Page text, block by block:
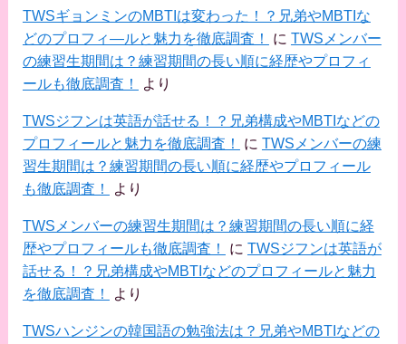
TWSギョンミンのMBTIは変わった！？兄弟やMBTIな
どのプロフィ―ルと魅力を徹底調査！
に TWSメンバー
の練習生期間は？練習期間の長い順に経歴やプロフィ
ールも徹底調査！
より
TWSジフンは英語が話せる！？兄弟構成やMBTIなどの
プロフィールと魅力を徹底調査！
に TWSメンバーの練
習生期間は？練習期間の長い順に経歴やプロフィール
も徹底調査！
より
TWSメンバーの練習生期間は？練習期間の長い順に経
歴やプロフィールも徹底調査！
に TWSジフンは英語が
話せる！？兄弟構成やMBTIなどのプロフィールと魅力
を徹底調査！
より
TWSハンジンの韓国語の勉強法は？兄弟やMBTIなどの